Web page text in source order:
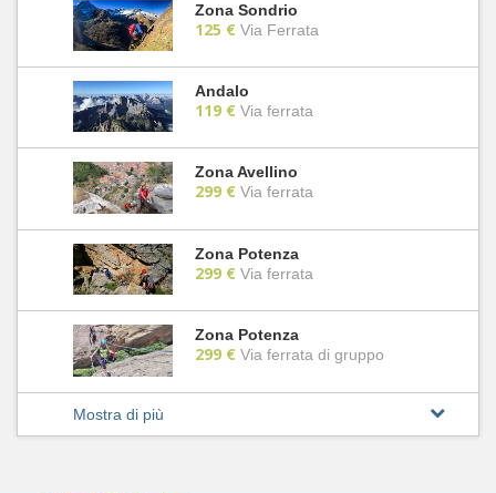
Zona Sondrio
125 € Via Ferrata
Andalo
119 € Via ferrata
Zona Avellino
299 € Via ferrata
Zona Potenza
299 € Via ferrata
Zona Potenza
299 € Via ferrata di gruppo
Mostra di più